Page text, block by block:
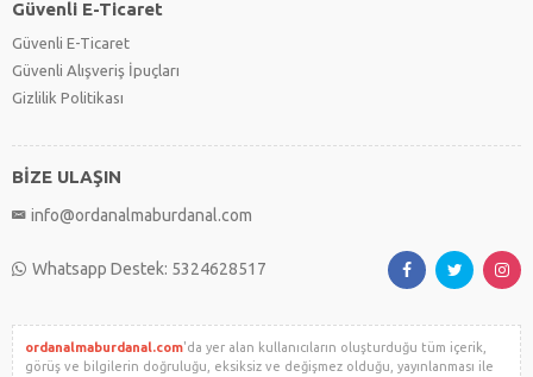
Güvenli E-Ticaret
Güvenli E-Ticaret
Güvenli Alışveriş İpuçları
Gizlilik Politikası
BİZE ULAŞIN
info@ordanalmaburdanal.com
Whatsapp Destek: 5324628517
ordanalmaburdanal.com'da yer alan kullanıcıların oluşturduğu tüm içerik,
görüş ve bilgilerin doğruluğu, eksiksiz ve değişmez olduğu, yayınlanması ile